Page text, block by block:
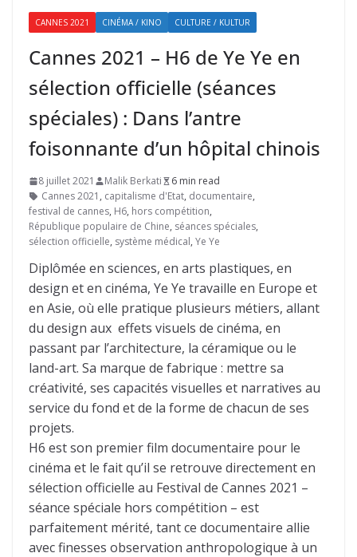
CANNES 2021 CINÉMA / KINO CULTURE / KULTUR
Cannes 2021 – H6 de Ye Ye en
sélection officielle (séances
spéciales) : Dans l’antre
foisonnante d’un hôpital chinois
8 juillet 2021 Malik Berkati
6 min read
Cannes 2021 , capitalisme d'Etat, documentaire,
festival de cannes, H6, hors compétition,
République populaire de Chine, séances spéciales,
sélection officielle, système médical, Ye Ye
Diplômée en sciences, en arts plastiques, en
design et en cinéma, Ye Ye travaille en Europe et
en Asie, où elle pratique plusieurs métiers, allant
du design aux effets visuels de cinéma, en
passant par l’architecture, la céramique ou le
land-art. Sa marque de fabrique : mettre sa
créativité, ses capacités visuelles et narratives au
service du fond et de la forme de chacun de ses
projets.
H6 est son premier film documentaire pour le
cinéma et le fait qu’il se retrouve directement en
sélection officielle au Festival de Cannes 2021 –
séance spéciale hors compétition – est
parfaitement mérité, tant ce documentaire allie
avec finesses observation anthropologique à un